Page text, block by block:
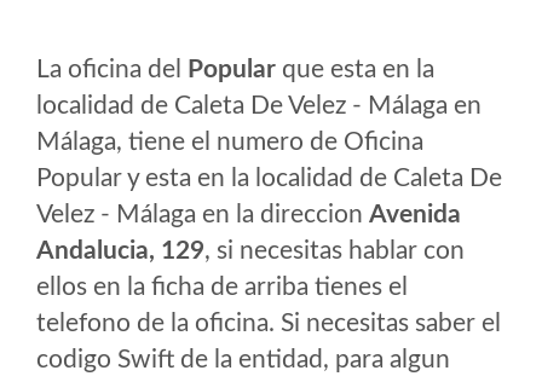
La oficina del Popular que esta en la
localidad de Caleta De Velez - Málaga en
Málaga, tiene el numero de Oficina
Popular y esta en la localidad de Caleta De
Velez - Málaga en la direccion Avenida
Andalucia, 129, si necesitas hablar con
ellos en la ficha de arriba tienes el
telefono de la oficina. Si necesitas saber el
codigo Swift de la entidad, para algun